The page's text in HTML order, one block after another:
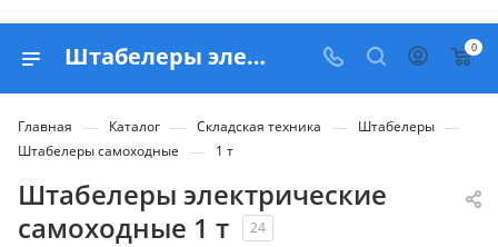
Штабелеры электрические самоходные 1 тонна - купить Москве с доставкой по РФ 0
Главная — Каталог — Складская техника — Штабелеры —
Штабелеры самоходные — 1 т
Штабелеры электрические
самоходные 1 т
24